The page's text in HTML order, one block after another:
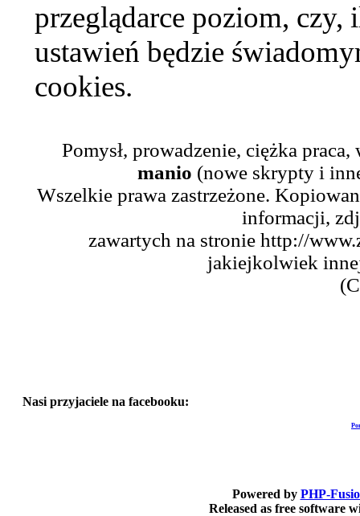
przeglądarce poziom,
ustawień będzie
cookies.
Pomysł, prowadzenie, ciężka
manio (nowe skrypty i
Wszelkie prawa zastrzeżone.
informacji,
zawartych na stronie http://
jakiejkolwiek
Nasi przyjaciele na facebooku:
Powered by PHP-
Released as free software